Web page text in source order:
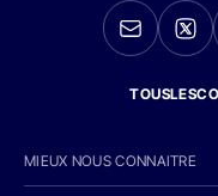
MIEUX NOUS CONNAITRE